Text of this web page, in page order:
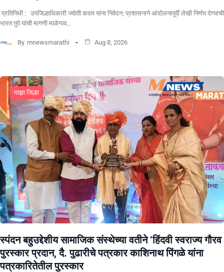
प्रतिनिधी : उपजिल्हाधिकारी ज्योती कदम यांना निवेदन; प्रशासनाने आंदोलनापूर्वी लेखी निर्णय देण्याची
भारत तुपे यांची मागणी माळेगाव…
By mnewsmarathi Aug 8, 2026
माझा जिल्हा
स्पंदन बहुउद्देशीय सामाजिक संस्थेच्या वतीने ‘हिंदवी स्वराज्य गौरव
पुरस्कार प्रदान, दै. पुढारीचे पत्रकार काशिनाथ पिंगळे यांना
पत्रकारितेतील पुरस्कार